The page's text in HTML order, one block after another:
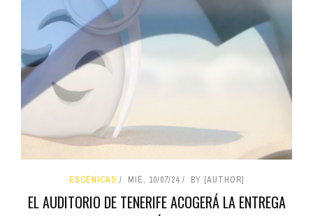
ESCÉNICAS MIÉ, 10/07/24 BY [AUTHOR]
EL AUDITORIO DE TENERIFE ACOGERÁ LA ENTREGA